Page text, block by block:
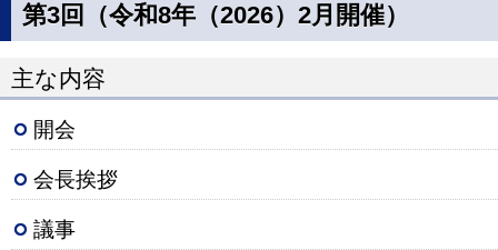
第3回（令和8年（2026）2月開催）
主な内容
開会
会長挨拶
議事